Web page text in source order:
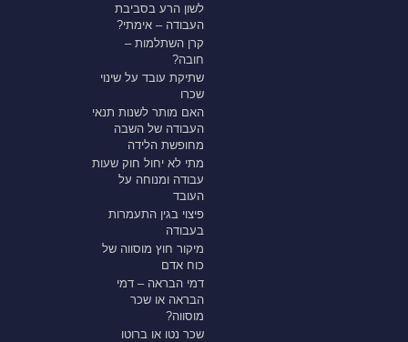
לשון הרע בסביבת
העבודה – אימתי?
קרן השתלמות –
חובה?
שתיקת עובד על שינוי
שכרו
האם מותר לשנות תנאי
העבודה של השבה
מחופשת הלידה
מתי לא יחול חוק שעות
עבודה ומנוחה על
העובד
פיצוי בגין התעמרות
בעבודה
מיקור חוץ מוסווה של
כוח אדם
דמי הבראה – דמי
הבראה או שכר
מוסווה?
שכר נטו או ברוטו